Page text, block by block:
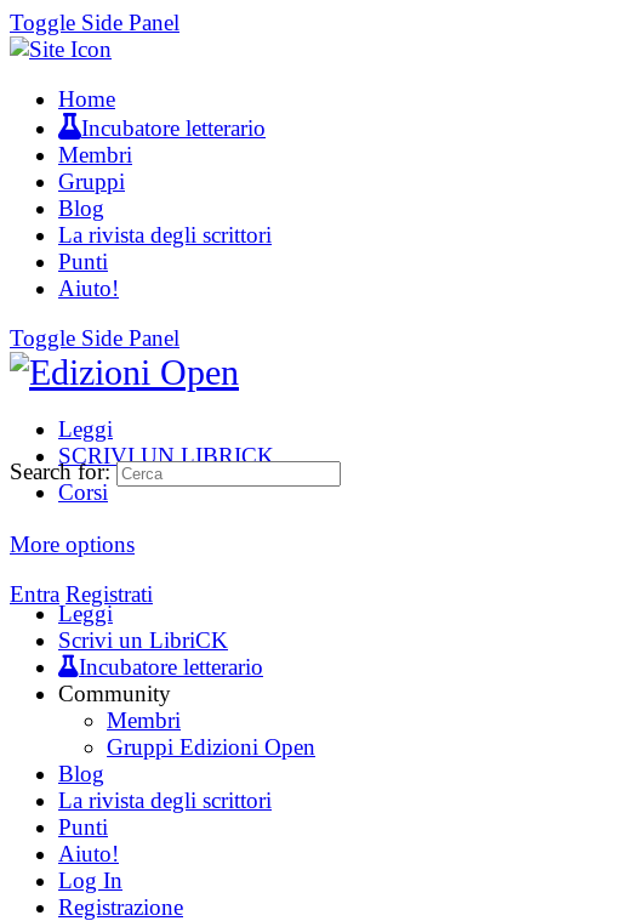
Toggle Side Panel
Home
Incubatore letterario
Membri
Gruppi
Blog
La rivista degli scrittori
Punti
Aiuto!
Toggle Side Panel
Leggi
SCRIVI UN LIBRICK
Corsi
More options
Entra Registrati
Search for:
Leggi
Scrivi un LibriCK
Incubatore letterario
Community
Membri
Gruppi Edizioni Open
Blog
La rivista degli scrittori
Punti
Aiuto!
Log In
Registrazione